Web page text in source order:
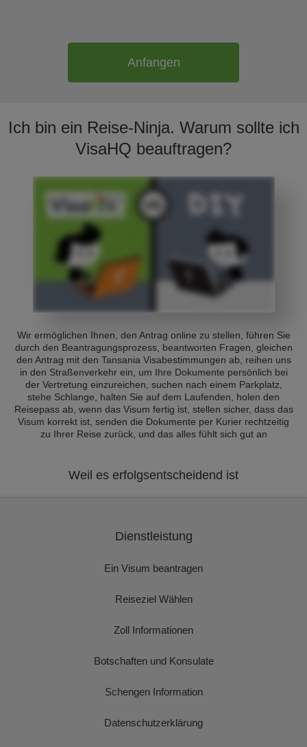
Anfangen
Ich bin ein Reise-Ninja. Warum sollte ich
VisaHQ beauftragen?
Wir ermöglichen Ihnen, den Antrag online zu stellen, führen Sie
durch den Beantragungsprozess, beantworten Fragen, gleichen
den Antrag mit den Tansania Visabestimmungen ab, reihen uns
in den Straßenverkehr ein, um Ihre Dokumente persönlich bei
der Vertretung einzureichen, suchen nach einem Parkplatz,
stehe Schlange, halten Sie auf dem Laufenden, holen den
Reisepass ab, wenn das Visum fertig ist, stellen sicher, dass das
Visum korrekt ist, senden die Dokumente per Kurier rechtzeitig
zu Ihrer Reise zurück, und das alles fühlt sich gut an
Weil es erfolgsentscheidend ist
Dienstleistung
Ein Visum beantragen
Reiseziel Wählen
Zoll Informationen
Botschaften und Konsulate
Schengen Information
Datenschutzerklärung